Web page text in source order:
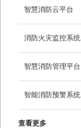
智慧消防云平台
消防火灾监控系统
智慧消防管理平台
智能消防预警系统
查看更多